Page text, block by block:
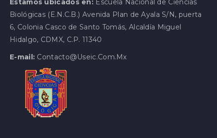
Estamos ubicados en: Escuela Nacional de Ciencias
Biológicas (E.N.C.B.) Avenida Plan de Ayala S/N, puerta
6, Colonia Casco de Santo Tomás, Alcaldía Miguel
Hidalgo, CDMX, C.P. 11340
E-mail: Contacto@useic.com.mx